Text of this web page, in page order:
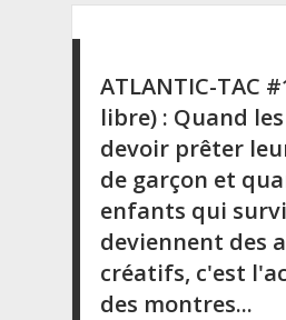
ATLANTIC-TAC
libre) : Quand
devoir prêter
de garçon et
enfants qui
deviennent des
créatifs, c'est
des montres...